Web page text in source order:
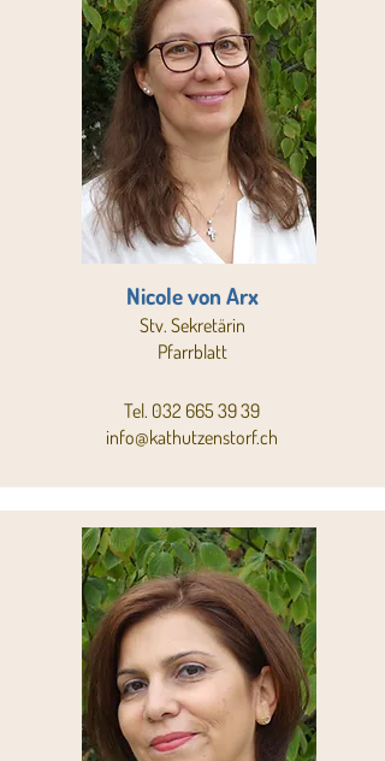
Nicole von Arx
Stv. Sekretärin
Pfarrblatt
Tel. 032 665 39 39
info@kathutzenstorf.ch